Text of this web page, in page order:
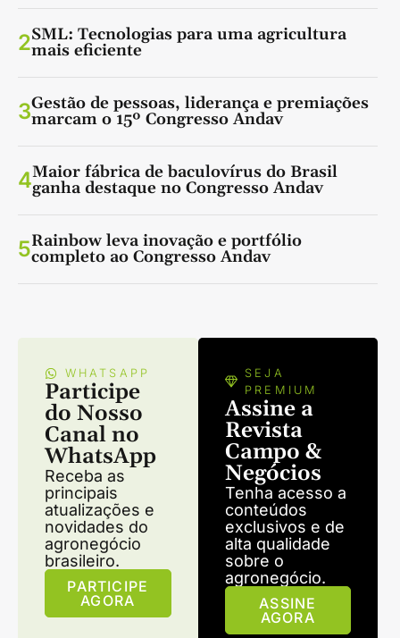
2SML: Tecnologias para uma agricultura
mais eficiente
3Gestão de pessoas, liderança e premiações
marcam o 15º Congresso Andav
4Maior fábrica de baculovírus do Brasil
ganha destaque no Congresso Andav
5Rainbow leva inovação e portfólio
completo ao Congresso Andav
WHATSAPP
Participe
do Nosso
Canal no
WhatsApp
Receba as
principais
atualizações e
novidades do
agronegócio
brasileiro.
PARTICIPE
AGORA
SEJA
PREMIUM
Assine a
Revista
Campo &
Negócios
Tenha acesso a
conteúdos
exclusivos e de
alta qualidade
sobre o
agronegócio.
ASSINE
AGORA